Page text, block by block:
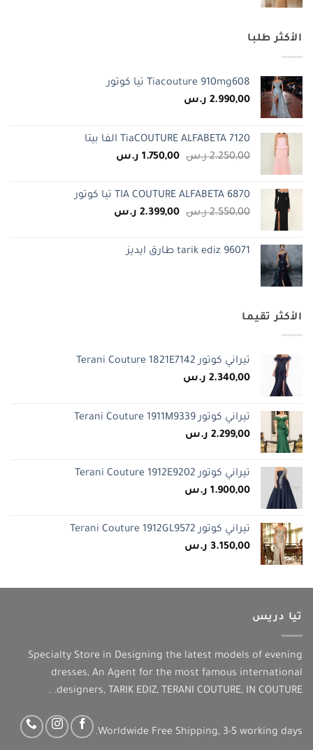
الأكثر طلبا
Tiacouture 910mg608 تيا كوتور
2.990,00 ر.س
TiaCOUTURE ALFABETA 7120 الفا بيتا
2.250,00 ر.س السعر
2.250,00 ر.س.
1.750,00 ر.سالسعر
1.750,00 ر.س.TIA COUTURE ALFABETA 6870 تيا كوتور
2.550,00 ر.س السعر
2.550,00 ر.س.
2.399,00 ر.سالسعر
tarik ediz 96071 طارق ايديز
الأكثر تقيما
تيراني كوتور Terani Couture 1821E7142
2.340,00 ر.س
تيراني كوتور Terani Couture 1911M9339
2.299,00 ر.س
تيراني كوتور Terani Couture 1912E9202
1.900,00 ر.س
تيراني كوتور Terani Couture 1912GL9572
3.150,00 ر.س
تيا دريس
Specialty Store in Designing the latest models of evening
dresses, An Agent for the most famous international
designers, TARIK EDIZ, TERANI COUTURE, IN COUTURE. .
Worldwide Free Shipping, 3-5 working days.